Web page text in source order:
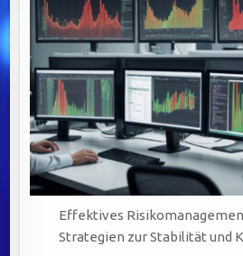
Effektives
Strategien zur Stabilität und